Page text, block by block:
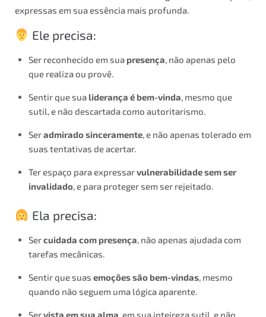
expressas em sua essência mais profunda.
Ele precisa:
Ser reconhecido em sua presença, não apenas pelo
que realiza ou provê.
Sentir que sua liderança é bem-vinda, mesmo que
sutil, e não descartada como autoritarismo.
Seradmirado sinceramente, e não apenas tolerado em
suas tentativas de acertar.
Ter espaço para expressarvulnerabilidade sem ser
invalidado, e para proteger sem ser rejeitado.
Ela precisa:
Sercuidada com presença, não apenas ajudada com
tarefas mecânicas.
Sentir que suas emoções são bem-vindas, mesmo
quando não seguem uma lógica aparente.
Servista em sua alma, em sua inteireza sutil, e não